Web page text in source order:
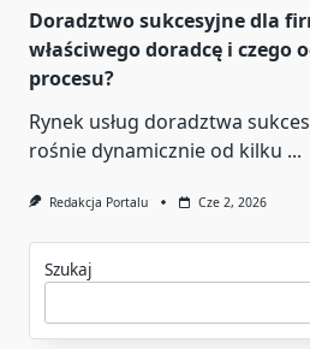
Doradztwo sukcesyjne dla
właściwego doradcę i czego
procesu?
Rynek usług doradztwa
rośnie dynamicznie od kilku ...
Redakcja Portalu Cze 2, 2026
Szukaj